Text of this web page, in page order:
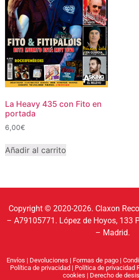
La Heavy 435 con Fito en
portada
6,00€
Añadir al carrito
Copyright © 2020-2026. Claxon
– A79105771. López de Hoyos, 133
– Madrid.
Envíos | Devoluciones | Formas de pago|
Política de privacidad | Política de privacidad
cookies | Derecho de